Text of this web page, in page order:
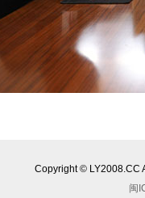
Copyright © LY2008.CC
闽